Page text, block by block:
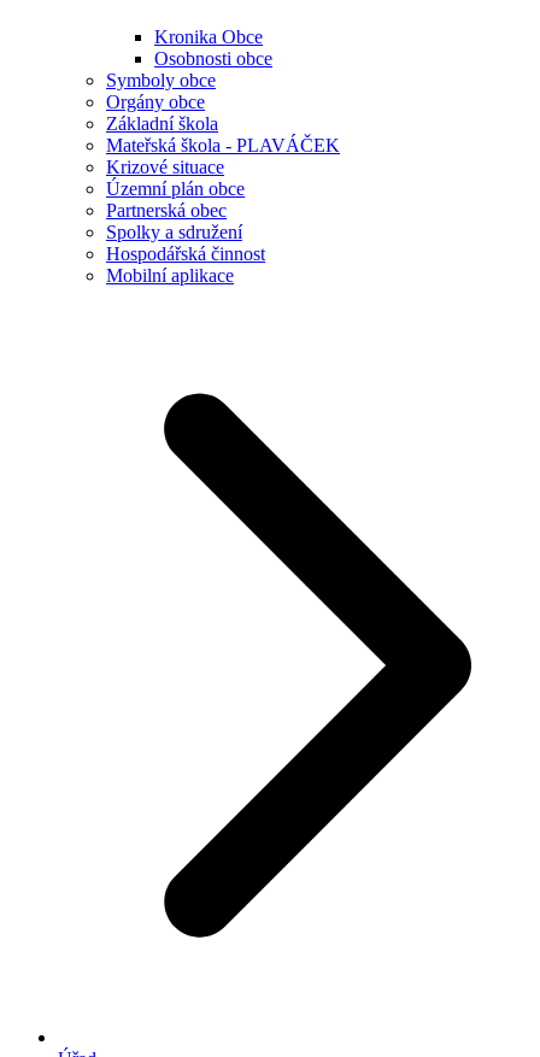
Kronika Obce
Osobnosti obce
Symboly obce
Orgány obce
Základní škola
Mateřská škola - PLAVÁČEK
Krizové situace
Územní plán obce
Partnerská obec
Spolky a sdružení
Hospodářská činnost
Mobilní aplikace